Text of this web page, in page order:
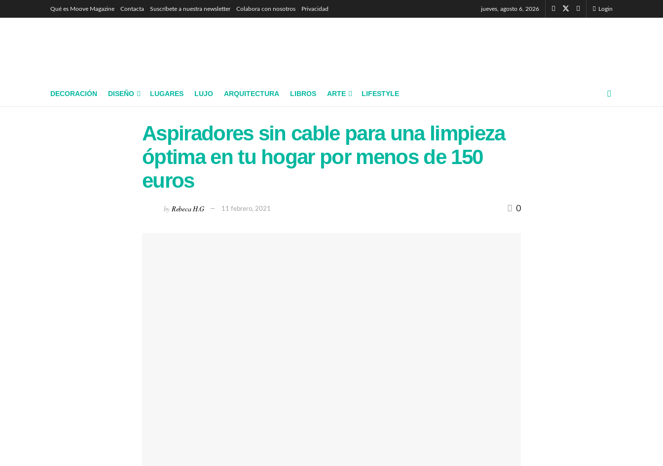
Qué es Moove Magazine Contacta Suscríbete a nuestra newsletter Colabora con nosotros Privacidad jueves, agosto 6, 2026 Login
DECORACIÓN DISEÑO LUGARES LUJO ARQUITECTURA LIBROS ARTE LIFESTYLE
Aspiradores sin cable para una limpieza
óptima en tu hogar por menos de 150
euros
by Rebeca H.G 11 febrero, 2021 0